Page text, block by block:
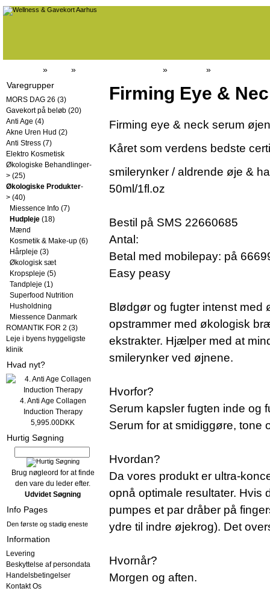
» » » »
Firming Eye &
Firming eye & neck serum
Kåret som verdens bedste
smilerynker / aldrende øje &
50ml/1fl.oz
Bestil på SMS 22660685
Antal:
Betal med mobilepay: på
Easy peasy
Blødgør og fugter intenst med
opstrammer med økologisk
ekstrakter. Hjælper med at
smilerynker ved øjnene.
Hvorfor?
Serum kapsler fugten inde og
Serum for at smidiggøre, tone
Hvordan?
Da vores produkt er ultra-
opnå optimale resultater. Hvis
pumpes et par dråber på
ydre til indre øjekrog). Det
Hvornår?
Morgen og aften.
Varegrupper
MORS DAG 26 (3)
Gavekort på beløb (20)
Anti Age (4)
Akne Uren Hud (2)
Anti Stress (7)
Elektro Kosmetisk
Økologiske Behandlinger-
> (25)
Økologiske Produkter-
> (40)
Miessence Info (7)
Hudpleje (18)
Mænd
Kosmetik & Make-up (6)
Hårpleje (3)
Økologisk sæt
Kropspleje (5)
Tandpleje (1)
Superfood Nutrition
Husholdning
Miessence Danmark
ROMANTIK FOR 2 (3)
Leje i byens hyggeligste
klinik
Hvad nyt?
4. Anti Age Collagen
Induction Therapy
5,995.00DKK
Hurtig Søgning
Brug nøgleord for at finde
den vare du leder efter.
Udvidet Søgning
Info Pages
Den første og stadig eneste
Information
Levering
Beskyttelse af persondata
Handelsbetingelser
Kontakt Os